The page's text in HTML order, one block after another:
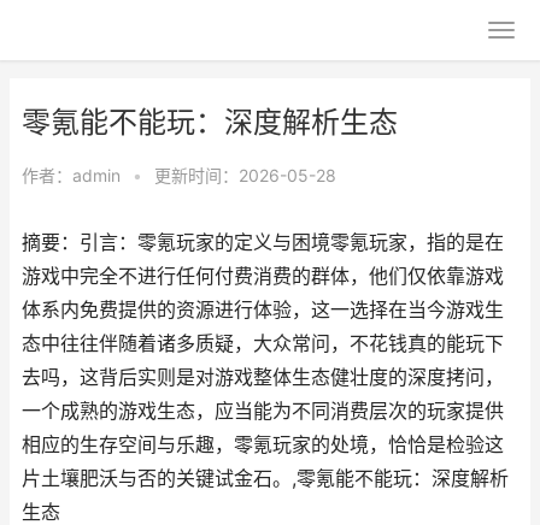
零氪能不能玩：深度解析生态
作者： admin • 更新时间：2026-05-28
摘要：引言：零氪玩家的定义与困境零氪玩家，指的是在
游戏中完全不进行任何付费消费的群体，他们仅依靠游戏
体系内免费提供的资源进行体验，这一选择在当今游戏生
态中往往伴随着诸多质疑，大众常问，不花钱真的能玩下
去吗，这背后实则是对游戏整体生态健壮度的深度拷问，
一个成熟的游戏生态，应当能为不同消费层次的玩家提供
相应的生存空间与乐趣，零氪玩家的处境，恰恰是检验这
片土壤肥沃与否的关键试金石。,零氪能不能玩：深度解析
生态